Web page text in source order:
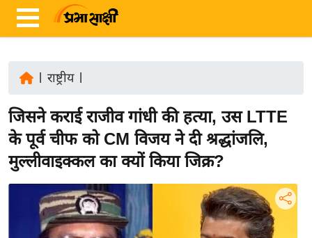
ज़ा
ख
र
राष्ट्रीय|
जिसने कराई राजीव गांधी की हत्या, उस LTTE
के पूर्व चीफ को CM विजय ने दी श्रद्धांजलि,
मुल्लीवाइक्कल का क्यों किया जिक्र?